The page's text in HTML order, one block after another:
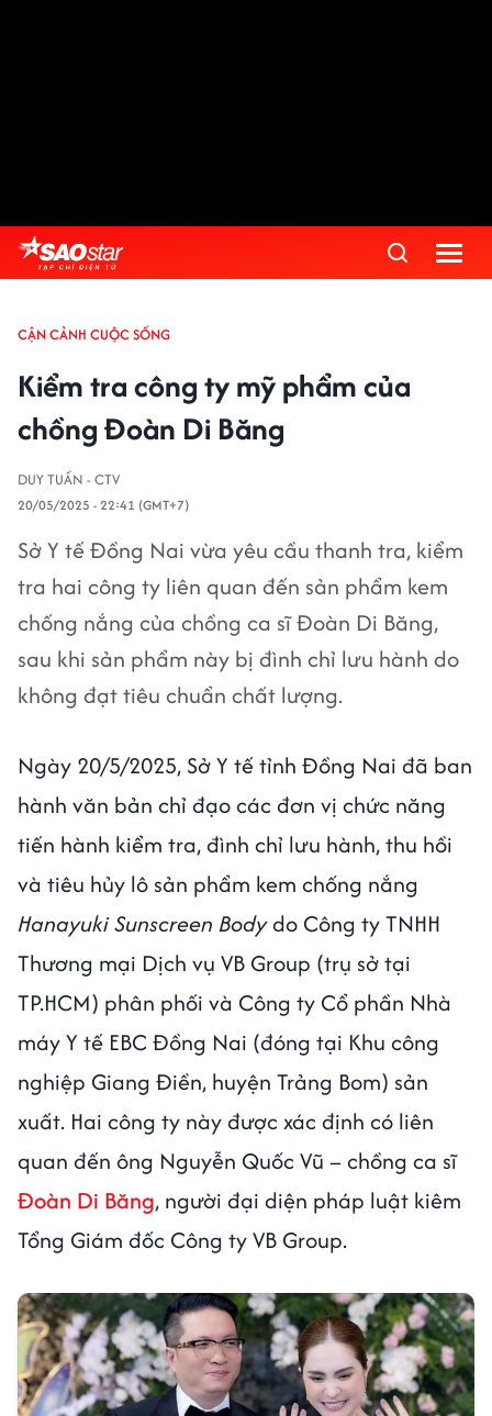
CẬN CẢNH CUỘC SỐNG
Kiểm tra công ty mỹ phẩm của
chồng Đoàn Di Băng
DUY TUẤN - CTV
20/05/2025 - 22:41 (GMT+7)
Sở Y tế Đồng Nai vừa yêu cầu thanh tra, kiểm
tra hai công ty liên quan đến sản phẩm kem
chống nắng của chồng ca sĩ Đoàn Di Băng,
sau khi sản phẩm này bị đình chỉ lưu hành do
không đạt tiêu chuẩn chất lượng.
Ngày 20/5/2025, Sở Y tế tỉnh Đồng Nai đã ban
hành văn bản chỉ đạo các đơn vị chức năng
tiến hành kiểm tra, đình chỉ lưu hành, thu hồi
và tiêu hủy lô sản phẩm kem chống nắng
Hanayuki Sunscreen Bodydo Công ty TNHH
Thương mại Dịch vụ VB Group (trụ sở tại
TP.HCM) phân phối và Công ty Cổ phần Nhà
máy Y tế EBC Đồng Nai (đóng tại Khu công
nghiệp Giang Điền, huyện Trảng Bom) sản
xuất. Hai công ty này được xác định có liên
quan đến ông Nguyễn Quốc Vũ – chồng ca sĩ
Đoàn Di Băng, người đại diện pháp luật kiêm
Tổng Giám đốc Công ty VB Group.